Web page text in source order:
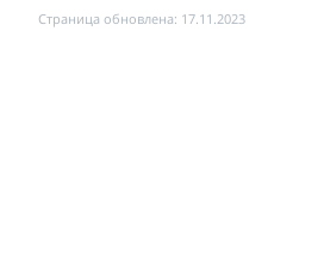
Страница обновлена: 17.11.2023